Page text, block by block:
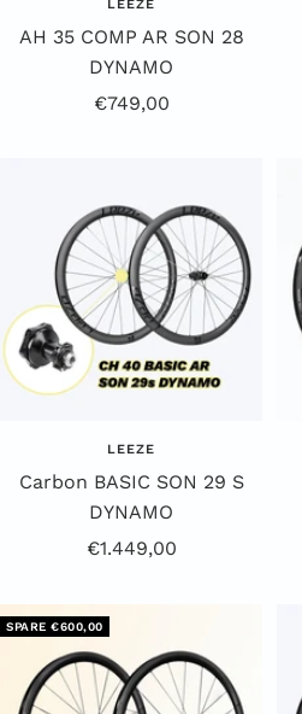
LEEZE
AH 35 COMP AR SON 28
DYNAMO
Angebotspreis
€749,00
LEEZE
Carbon BASIC SON 29 S
DYNAMO
Angebotspreis
€1.449,00
SPARE €600,00